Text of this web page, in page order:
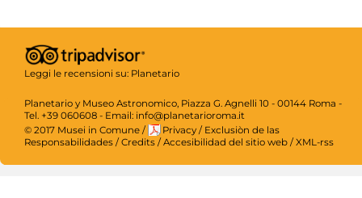
Leggi le recensioni su: Planetario
Planetario y Museo Astronomico, Piazza G. Agnelli 10 - 00144 Roma -
Tel. +39 060608 - Email: info@planetarioroma.it
© 2017 Musei in Comune / Privacy / Exclusiòn de las
Responsabilidades /Credits /Accesibilidad del sitio web /XML-rss